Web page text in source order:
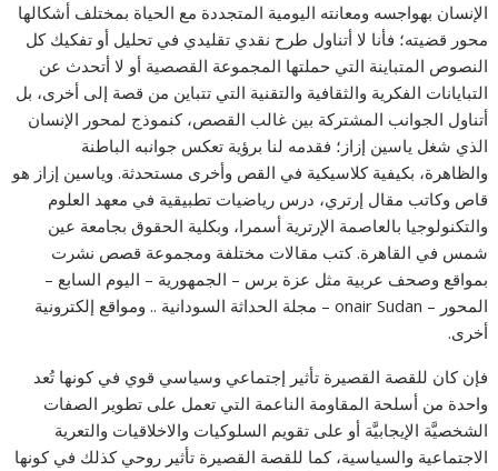
الإنسان بهواجسه ومعانته اليومية المتجددة مع الحياة بمختلف أشكالها
محور قضيته؛ فأنا لا أتناول طرح نقدي تقليدي في تحليل أو تفكيك كل
النصوص المتباينة التي حملتها المجموعة القصصية أو لا أتحدث عن
التبايانات الفكرية والثقافية والتقنية التي تتباين من قصة إلى أخرى، بل
أتناول الجوانب المشتركة بين غالب القصص، كنموذج لمحور الإنسان
الذي شغل ياسين إزاز؛ فقدمه لنا برؤية تعكس جوانبه الباطنة
والظاهرة، بكيفية كلاسيكية في القص وأخرى مستحدثة. وياسين إزاز هو
قاص وكاتب مقال إرتري، درس رياضيات تطبيقية في معهد العلوم
والتكنولوجيا بالعاصمة الإرترية أسمرا، وبكلية الحقوق بجامعة عين
شمس في القاهرة. كتب مقالات مختلفة ومجموعة قصص نشرت
بمواقع وصحف عربية مثل عزة برس – الجمهورية – اليوم السابع –
المحور – onair Sudan – مجلة الحداثة السودانية .. ومواقع إلكترونية
أخرى.
فإن كان للقصة القصيرة تأثير إجتماعي وسياسي قوي في كونها تُعد
واحدة من أسلحة المقاومة الناعمة التي تعمل على تطوير الصفات
الشخصيَّة الإيجابيَّة أو على تقويم السلوكيات والاخلاقيات والتعرية
الاجتماعية والسياسية، كما للقصة القصيرة تأثير روحي كذلك في كونها